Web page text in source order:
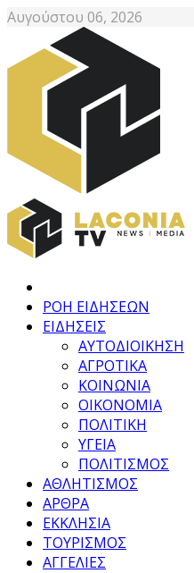
Αυγούστου 06, 2026
ΡΟΗ ΕΙΔΗΣΕΩΝ
ΕΙΔΗΣΕΙΣ
ΑΥΤΟΔΙΟΙΚΗΣΗ
ΑΓΡΟΤΙΚΑ
ΚΟΙΝΩΝΙΑ
ΟΙΚΟΝΟΜΙΑ
ΠΟΛΙΤΙΚΗ
ΥΓΕΙΑ
ΠΟΛΙΤΙΣΜΟΣ
ΑΘΛΗΤΙΣΜΟΣ
ΑΡΘΡΑ
ΕΚΚΛΗΣΙΑ
ΤΟΥΡΙΣΜΟΣ
ΑΓΓΕΛΙΕΣ